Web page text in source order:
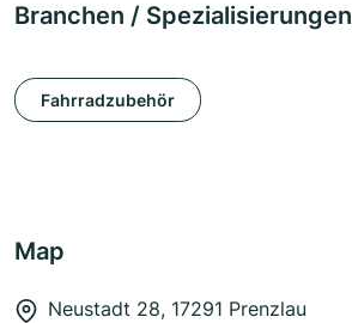
Branchen / Spezialisierungen
Fahrradzubehör
Map
Neustadt 28, 17291 Prenzlau